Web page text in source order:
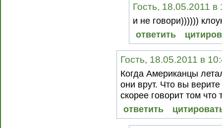
Гость, 18.05.2011
и не говори))))))
ответить
Гость, 18.05.2011 в
Когда Американцы
они врут. Что вы
скорее говорит том что
ответить